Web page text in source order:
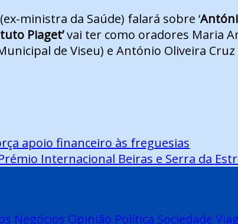
ministra da Saúde) falará sobre ‘
Piaget’vai ter como oradores Maria
de Viseu) e António Oliveira
apoio financeiro às freguesias
Internacional Beiras e Serra da
Negócios Opinião Política Sociedade